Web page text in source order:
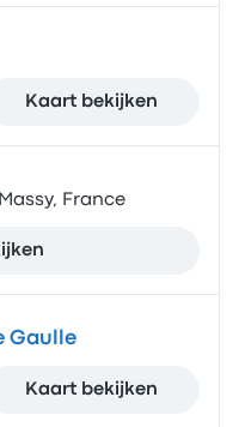
Kaart bekijken
France
Gaulle
Kaart bekijken